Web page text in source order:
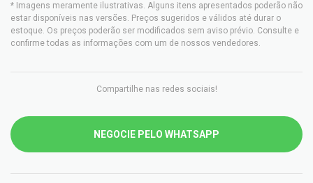
* Imagens meramente ilustrativas. Alguns itens apresentados poderão não
estar disponíveis nas versões. Preços sugeridos e válidos até durar o
estoque. Os preços poderão ser modificados sem aviso prévio. Consulte e
confirme todas as informações com um de nossos vendedores.
Compartilhe nas redes sociais!
NEGOCIE PELO WHATSAPP